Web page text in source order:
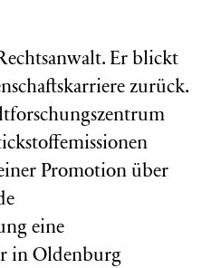
Er blickt
zurück.
Promotion über
eine
in Oldenburg